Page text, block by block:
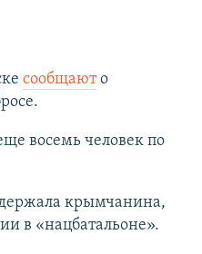
сообщаюто
восемь человек по
крымчанина,
в «нацбатальоне».